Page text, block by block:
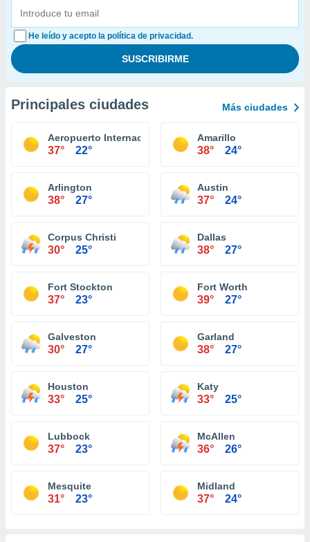
He leído y acepto la política de privacidad.
Principales ciudades Más ciudades
Aeropuerto Internacional El Paso
37° 22°
Amarillo
38° 24°
Arlington
38° 27°
Austin
37° 24°
Corpus Christi
30° 25°
Dallas
38° 27°
Fort Stockton
37° 23°
Fort Worth
39° 27°
Galveston
30° 27°
Garland
38° 27°
Houston
33° 25°
Katy
33° 25°
Lubbock
37° 23°
McAllen
36° 26°
Mesquite
31° 23°
Midland
37° 24°